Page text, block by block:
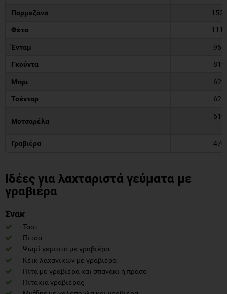
Παρμεζάνα
Φέτα
Ένταμ
Γκούντα
Μπρι
Τσένταρ
Μοτσαρέλα
Γραβιέρα
Ιδέες για λαχταριστά γεύματα με
γραβιέρα
Σνακ
Τοστ
Πίτσα
Ψωμί γεμιστό με γραβιέρα
Κέικ λαχανικών με γραβιέρα
Πίτα με γραβιέρα και σπανάκι ή πράσο
Πιτάκια γραβιέρας